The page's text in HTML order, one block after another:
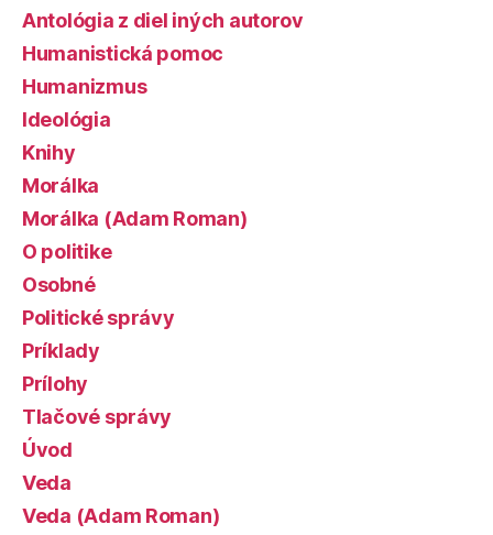
Antológia z diel iných autorov
Humanistická pomoc
Humanizmus
Ideológia
Knihy
Morálka
Morálka (Adam Roman)
O politike
Osobné
Politické správy
Príklady
Prílohy
Tlačové správy
Úvod
Veda
Veda (Adam Roman)